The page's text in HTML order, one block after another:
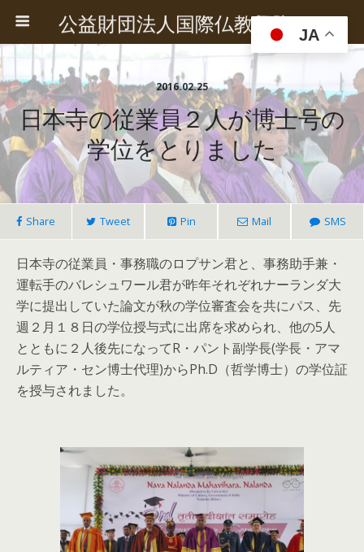
公益財団法人国際仏教興隆協会
2016.02.25
日本寺の従業員２人が博士号の
学位をとりました
Share Tweet Pin Mail SMS
日本寺の従業員・事務職のロプサン君と、事務助手兼・
運転手のバレシュワール君が昨年それぞれナーランダ大
学に提出していた論文が秋の学位審査会を共にパス、先
週２月１８日の学位授与式に出席を求められ、他の5人
とともに２人後先になってR・パント副学長(学長・アマ
ルティア・セン博士代理)からPh.D（哲学博士）の学位証
を授与されました。
JA